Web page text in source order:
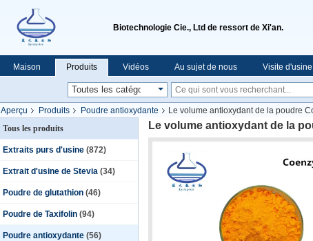
Biotechnologie Cie., Ltd de ressort de Xi'an.
Maison Produits Vidéos Au sujet de nous Visite d'usine
Aperçu Produits Poudre antioxydante
Le volume antioxydant de la poudre
Tous les produits
Extraits purs d'usine (872)
Extrait d'usine de Stevia (34)
Poudre de glutathion (46)
Poudre de Taxifolin (94)
Poudre antioxydante (56)
Le volume antioxydant de la